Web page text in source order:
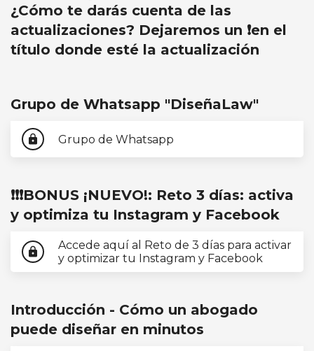
¿Cómo te darás cuenta de las
actualizaciones? Dejaremos un ❗en el
título donde esté la actualización
Grupo de Whatsapp "DiseñaLaw"
lock Grupo de Whatsapp
❗❗❗BONUS ¡NUEVO!: Reto 3 días: activa
y optimiza tu Instagram y Facebook
lock
Accede aquí al Reto de 3 días para activar
y optimizar tu Instagram y Facebook
Introducción - Cómo un abogado
puede diseñar en minutos